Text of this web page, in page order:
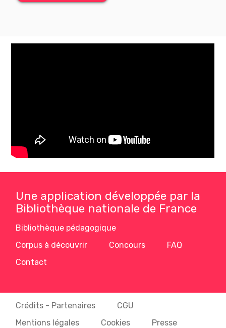
Une application développée par la
Bibliothèque nationale de France
Bibliothèque pédagogique
Corpus à découvrir
Concours
FAQ
Contact
Crédits - Partenaires
CGU
Mentions légales
Cookies Presse